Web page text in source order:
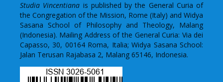
Studia Vincentiana is published by the General Curia of
the Congregation of the Mission, Rome (Italy) and Widya
Sasana School of Philosophy and Theology, Malang
(Indonesia). Mailing Address of the General Curia: Via dei
Capasso, 30, 00164 Roma, Italia; Widya Sasana School:
Jalan Terusan Rajabasa 2, Malang 65146, Indonesia.